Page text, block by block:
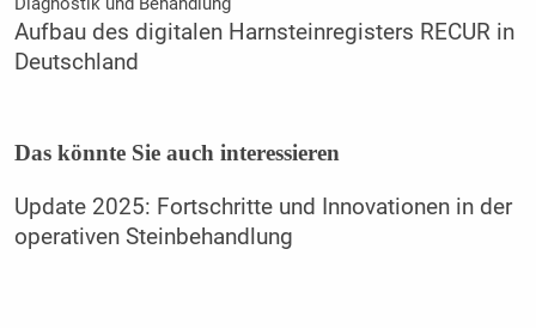
Aufbau des digitalen Harnsteinregisters RECUR in
Deutschland
Das könnte Sie auch interessieren
Update 2025: Fortschritte und Innovationen in der
operativen Steinbehandlung